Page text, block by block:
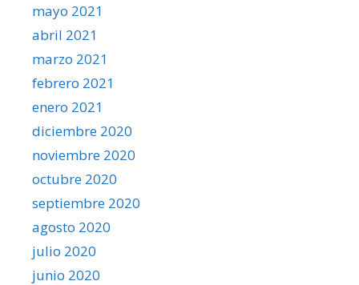
mayo 2021
abril 2021
marzo 2021
febrero 2021
enero 2021
diciembre 2020
noviembre 2020
octubre 2020
septiembre 2020
agosto 2020
julio 2020
junio 2020